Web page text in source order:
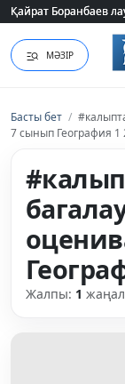
Қайрат Боранбаев
Қайрат Боранбаев
МӘЗІР
Басты бет /
7 сынып География 1
Жалпы: 1